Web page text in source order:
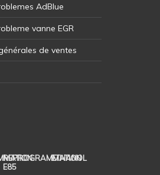
AdBlue
vanne EGR
de ventes
REPROGRAMMATION
E85
ETHANOL